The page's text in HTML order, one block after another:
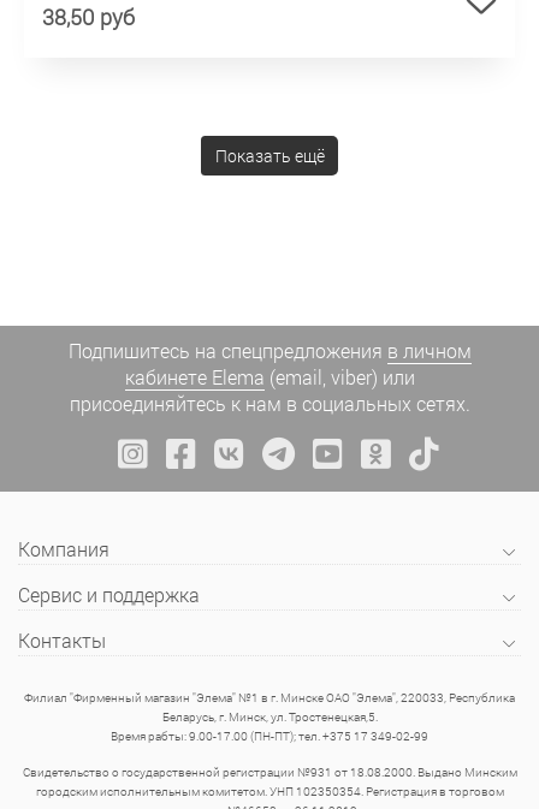
38,50 руб
Показать ещё
Подпишитесь на спецпредложения в личном
кабинете Elema (email, viber) или
присоединяйтесь к нам в социальных сетях.
Компания
Сервис и поддержка
Контакты
Филиал "Фирменный магазин "Элема" №1 в г. Минске ОАО "Элема", 220033, Республика
Беларусь, г. Минск, ул. Тростенецкая,5.
Время рабты: 9.00-17.00 (ПН-ПТ); тел. +375 17 349-02-99
Свидетельство о государственной регистрации №931 от 18.08.2000. Выдано Минским
городским исполнительным комитетом. УНП 102350354. Регистрация в торговом